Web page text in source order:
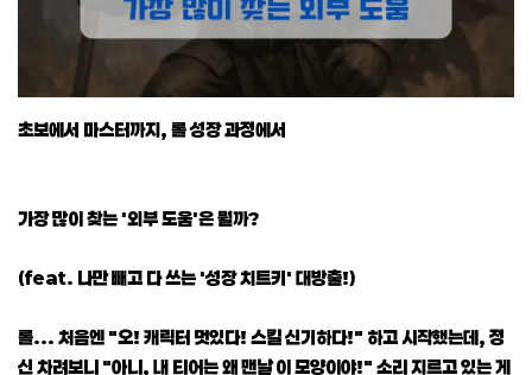
초보에서 마스터까지, 롤 성장 과정에서
가장 많이 찾는 '외부 도움'은 뭘까?
(feat. 나만 빼고 다 쓰는 '성장 치트키' 대방출!)
롤... 처음엔 "오! 캐릭터 멋있다! 스킬 신기하다!" 하고 시작했는데, 정
신 차려보니 "아니, 내 티어는 왜 맨날 이 모양이야!" 소리 지르고 있는 게